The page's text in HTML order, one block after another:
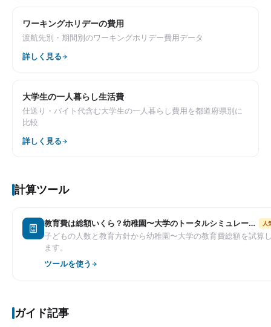
ワーキングホリデーの費用
渡航先別・期間別のワーキングホリデー費用データ
詳しく見る
大学生の一人暮らし生活費
仕送り・バイト代含む大学生の一人暮らし費用を都道府県別に
比較
詳しく見る
計算ツール
教育費は総額いくら？幼稚園〜大学のトータルシミュレーター 人
子どもの人数と教育方針から幼稚園〜大学の教育費総額を試算
ます。
ツールを使う
ガイド記事